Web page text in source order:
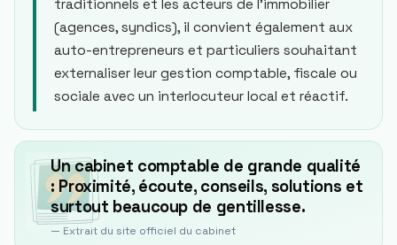
traditionnels et les acteurs de l’immobilier
(agences, syndics), il convient également aux
auto-entrepreneurs et particuliers souhaitant
externaliser leur gestion comptable, fiscale ou
sociale avec un interlocuteur local et réactif.
Un cabinet comptable de grande qualité
: Proximité, écoute, conseils, solutions et
surtout beaucoup de gentillesse.
— Extrait du site officiel du cabinet